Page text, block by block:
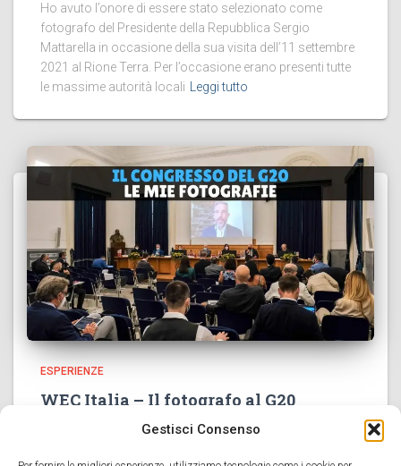
Gestisci Consenso
Ho avuto l’onore di essere stato selezionato come
fotografo del Presidente della Repubblica Sergio
Mattarella in occasione della sua visita dell’11 settembre
2021 al Rione Terra. Per l’occasione erano presenti tutte
le massime autorità locali Leggi tutto
ESPERIENZE
WEC Italia – Il fotografo al G20
Ho avuto l’onore di essere scelto come fotografo di uno